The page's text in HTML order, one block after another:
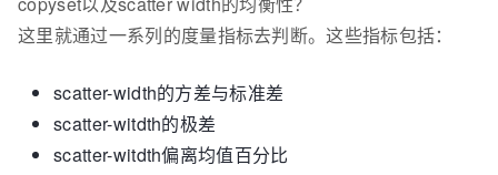
这里就通过一系列的度量指标去判断。这些指标包括：
scatter-width的方差与标准差
scatter-witdth的极差
scatter-witdth偏离均值百分比